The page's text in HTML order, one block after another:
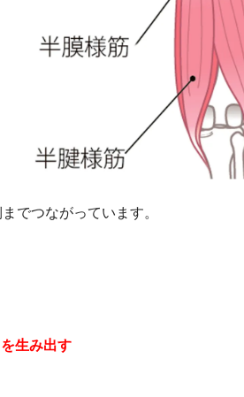
でつながっています。
生み出す